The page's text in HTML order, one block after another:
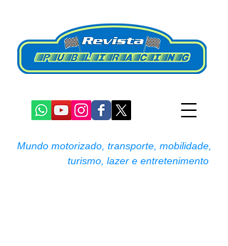
Mundo motorizado, transporte, mobilidade,
turismo, lazer e entretenimento